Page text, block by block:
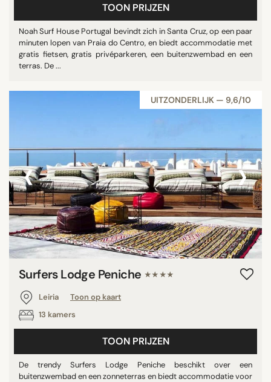
TOON PRIJZEN
Noah Surf House Portugal bevindt zich in Santa Cruz, op een paar
minuten lopen van Praia do Centro, en biedt accommodatie met
gratis fietsen, gratis privéparkeren, een buitenzwembad en een
terras. De ...
UITZONDERLIJK — 9,6/10
‹ ›
Surfers Lodge Peniche ★★★★
Leiria
Toon op kaart
13 kamers
TOON PRIJZEN
De trendy Surfers Lodge Peniche beschikt over een
buitenzwembad en een zonneterras en biedt accommodatie voor